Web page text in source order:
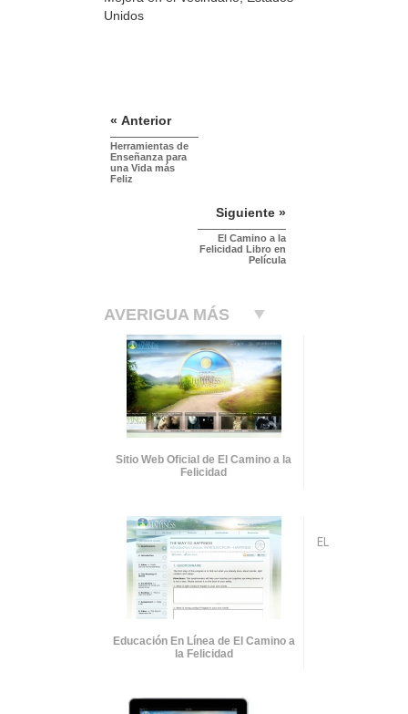
Unidos
« Anterior
Herramientas de
Enseñanza para
una Vida más
Feliz
Siguiente »
El Camino a la
Felicidad Libro en
Película
AVERIGUA MÁS
Sitio Web Oficial de El Camino a la
Felicidad
Educación En Línea de El Camino a
la Felicidad
EL